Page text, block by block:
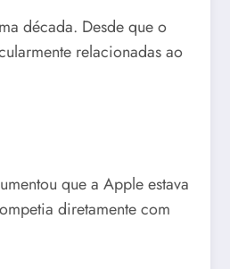
década. Desde que o
relacionadas ao
que a Apple estava
diretamente com